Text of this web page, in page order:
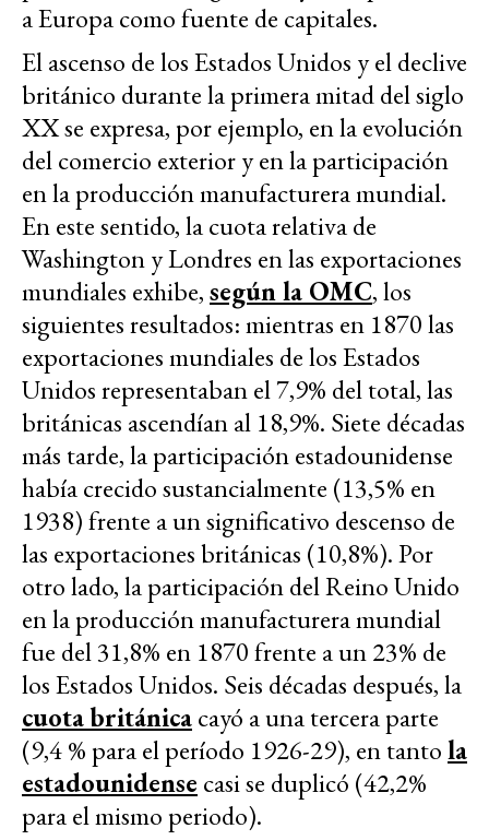
a Europa como fuente de capitales.
El ascenso de los Estados Unidos y el declive
británico durante la primera mitad del siglo
XX se expresa, por ejemplo, en la evolución
del comercio exterior y en la participación
en la producción manufacturera mundial.
En este sentido, la cuota relativa de
Washington y Londres en las exportaciones
mundiales exhibe,según la OMC, los
siguientes resultados: mientras en 1870 las
exportaciones mundiales de los Estados
Unidos representaban el 7,9% del total, las
británicas ascendían al 18,9%. Siete décadas
más tarde, la participación estadounidense
había crecido sustancialmente (13,5% en
1938) frente a un significativo descenso de
las exportaciones británicas (10,8%). Por
otro lado, la participación del Reino Unido
en la producción manufacturera mundial
fue del 31,8% en 1870 frente a un 23% de
los Estados Unidos. Seis décadas después, la
cuota británicacayó a una tercera parte
(9,4 % para el período 1926-29), en tantola
estadounidense casi se duplicó (42,2%
para el mismo periodo).